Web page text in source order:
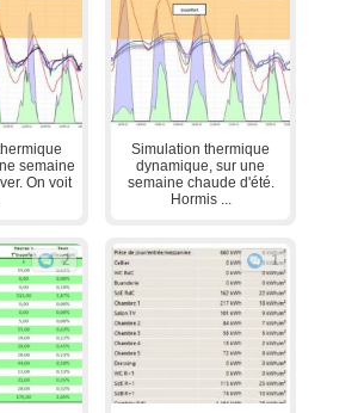
semaine
On voit
Simulation thermique
dynamique, sur une
semaine chaude d'été.
Hormis ...
2 1